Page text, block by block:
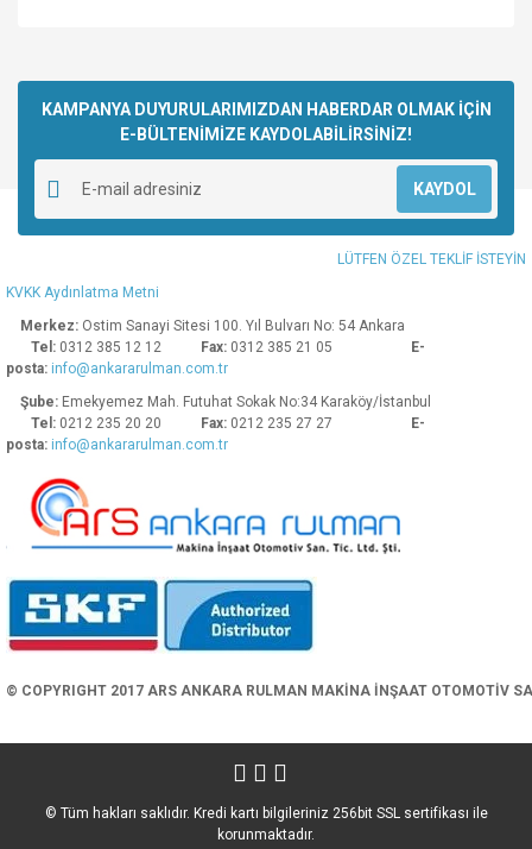
Yorum Yaz
kullanarak tarafımıza iletebilirsiniz.
Görüş ve önerileriniz için teşekkür ederiz.
Ürün resmi kalitesiz, bozuk veya görüntülenemiyor.
Ürün açıklamasında eksik bilgiler bulunuyor.
Ürün bilgilerinde hatalar bulunuyor.
Ürün fiyatı diğer sitelerden daha pahalı.
Bu ürüne benzer farklı alternatifler olmalı.
KAMPANYA DUYURULARIMIZDAN HABERDAR OLMAK İÇİN
E-BÜLTENİMİZE KAYDOLABİLİRSİNİZ!
KAYDOL
LÜTFEN ÖZEL TEKLİF İSTEYİN
KVKK Aydınlatma Metni
Merkez: Ostim Sanayi Sitesi 100. Yıl Bulvarı No: 54 Ankara
Tel: 0312 385 12 12 Fax: 0312 385 21 05
E-
posta: info@ankararulman.com.tr
Şube: Emekyemez Mah. Futuhat Sokak No:34 Karaköy/İstanbul
Tel: 0212 235 20 20 Fax: 0212 235 27 27
E-
posta: info@ankararulman.com.tr
© COPYRIGHT 2017 ARS ANKARA RULMAN MAKİNA İNŞAAT OTOMOTİV
© Tüm hakları saklıdır. Kredi kartı bilgileriniz 256bit SSL sertifikası ile
korunmaktadır.